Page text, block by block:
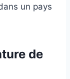
un pays
de